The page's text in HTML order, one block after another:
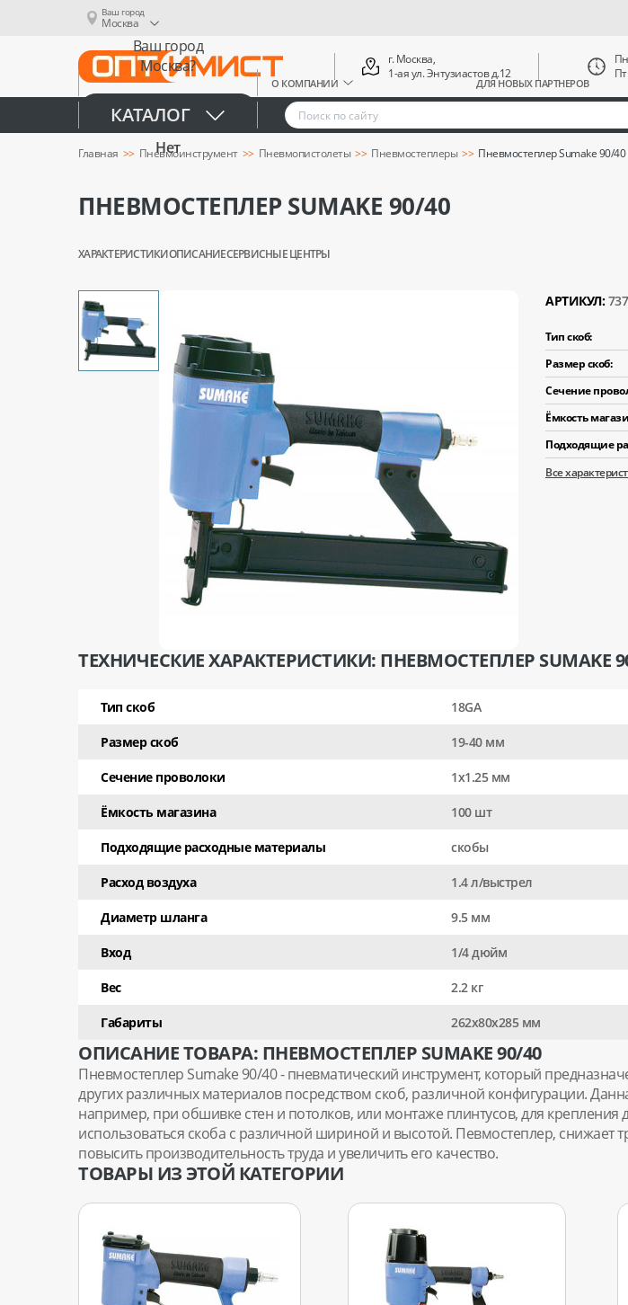
Ваш город
Москва
Ваш город
Москва?
Да
Нет
О КОМПАНИИ ДЛЯ НОВЫХ ПАРТНЕРОВ
г. Москва,
1-ая ул. Энтузиастов д.12
КАТАЛОГ
Главная Пневмоинструмент Пневмопистолеты Пневмостеплеры Пневмостеплер Sumake 90/40
ПНЕВМОСТЕПЛЕР SUMAKE 90/40
ХАРАКТЕРИСТИКИОПИСАНИЕСЕРВИСНЫЕ ЦЕНТРЫ
АРТИКУЛ:
Тип скоб:
Размер скоб:
Сечение
Ёмкость
Подходящие
Все
ТЕХНИЧЕСКИЕ ХАРАКТЕРИСТИКИ: ПНЕВМОСТЕПЛЕР SUMAKE
Тип скоб 18GA
Размер скоб 19-40 мм
Сечение проволоки 1x1.25 мм
Ёмкость магазина 100 шт
Подходящие расходные материалы скобы
Расход воздуха 1.4 л/выстрел
Диаметр шланга 9.5 мм
Вход 1/4 дюйм
Вес 2.2 кг
Габариты 262x80x285 мм
ОПИСАНИЕ ТОВАРА: ПНЕВМОСТЕПЛЕР SUMAKE 90/40
Пневмостеплер Sumake 90/40 - пневматический инструмент, который
других различных материалов посредством скоб, различной конфигурации.
например, при обшивке стен и потолков, или монтаже плинтусов, для
использоваться скоба с различной шириной и высотой. Певмостеплер,
повысить производительность труда и увеличить его качество.
ТОВАРЫ ИЗ ЭТОЙ КАТЕГОРИИ